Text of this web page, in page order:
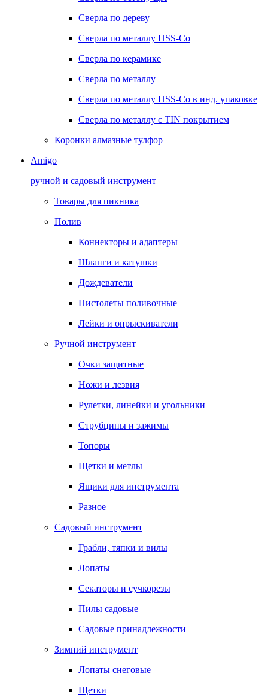
Сверла по дереву
Сверла по металлу HSS-Co
Сверла по керамике
Сверла по металлу
Сверла по металлу HSS-Co в инд. упаковке
Сверла по металлу с TIN покрытием
Коронки алмазные тулфор
Amigo
ручной и садовый инструмент
Товары для пикника
Полив
Коннекторы и адаптеры
Шланги и катушки
Дождеватели
Пистолеты поливочные
Лейки и опрыскиватели
Ручной инструмент
Очки защитные
Ножи и лезвия
Рулетки, линейки и угольники
Струбцины и зажимы
Топоры
Щетки и метлы
Ящики для инструмента
Разное
Садовый инструмент
Грабли, тяпки и вилы
Лопаты
Секаторы и сучкорезы
Пилы садовые
Садовые принадлежности
Зимний инструмент
Лопаты снеговые
Щетки